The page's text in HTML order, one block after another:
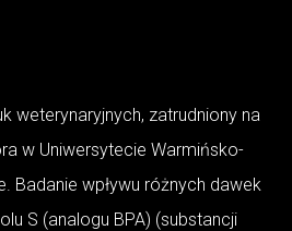
weterynaryjnych, zatrudniony na
w Uniwersytecie Warmińsko-
Badanie wpływu różnych dawek
S (analogu BPA) (substancji